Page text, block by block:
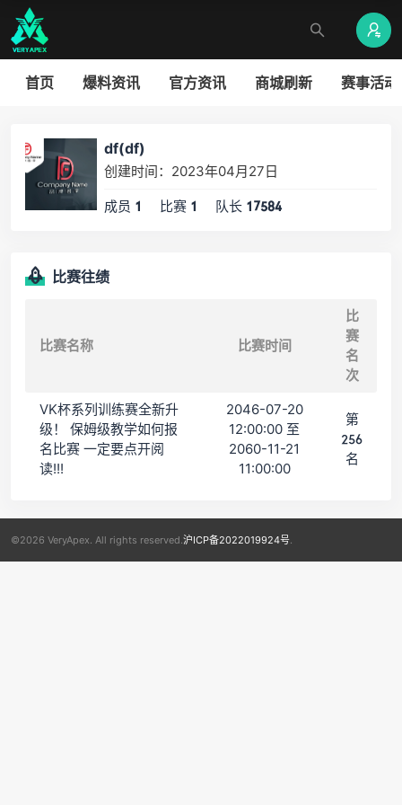
首页 爆料资讯 官方资讯 商城刷新 赛事活动
df(df)
创建时间：2023年04月27日
成员 1 比赛 1 队长 17584
比赛往绩
比赛名称 比赛时间
比
赛
名
次
VK杯系列训练赛全新升
级！ 保姆级教学如何报
名比赛 一定要点开阅
读!!!
2046-07-20
12:00:00 至
2060-11-21
11:00:00
第
256
名
©2026 VeryApex. All rights reserved. 沪ICP备2022019924号